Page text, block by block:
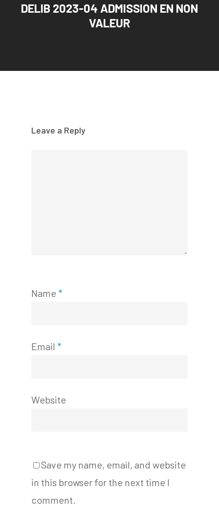
DELIB 2023-04 ADMISSION EN NON
VALEUR
Leave a Reply
Name *
Email *
Website
Save my name, email, and website
in this browser for the next time I
comment.